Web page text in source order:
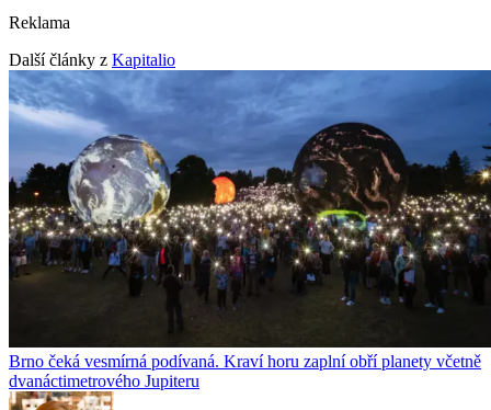
Reklama
Další články z Kapitalio
Brno čeká vesmírná podívaná. Kraví horu zaplní obří planety včetně
dvanáctimetrového Jupiteru